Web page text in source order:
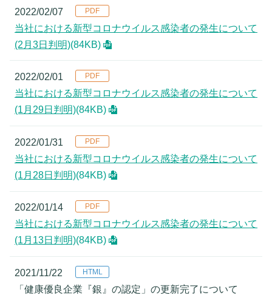
2022/02/07
当社における新型コロナウイルス感染者の発生について
(2月3日判明)(84KB)
2022/02/01
当社における新型コロナウイルス感染者の発生について
(1月29日判明)(84KB)
2022/01/31
当社における新型コロナウイルス感染者の発生について
(1月28日判明)(84KB)
2022/01/14
当社における新型コロナウイルス感染者の発生について
(1月13日判明)(84KB)
2021/11/22
「健康優良企業『銀』の認定」の更新完了について